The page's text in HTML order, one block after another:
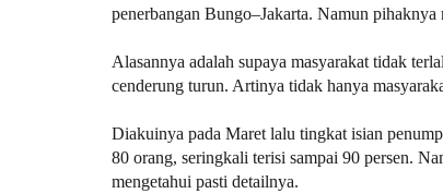
penerbangan Bungo–Jakarta. Namun
Alasannya adalah supaya masyarakat tidak
cenderung turun. Artinya tidak hanya
Diakuinya pada Maret lalu tingkat isian
80 orang, seringkali terisi sampai 90 persen.
mengetahui pasti detailnya.